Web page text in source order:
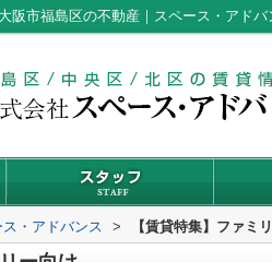
阪市福島区の不動産｜スペース・アドバ
・アドバンス > 【賃貸特集】ファミ